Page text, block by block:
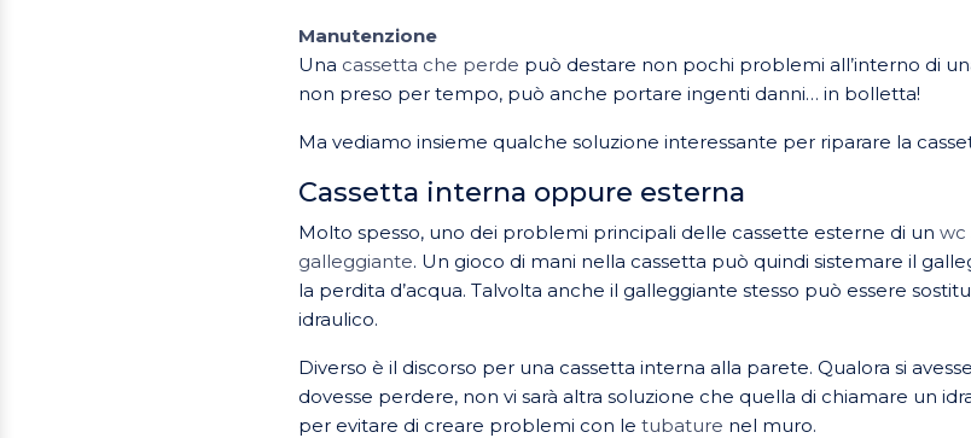
Manutenzione
Una cassetta che perde può destare non pochi problemi all’interno di
non preso per tempo, può anche portare ingenti danni… in bolletta!
Ma vediamo insieme qualche soluzione interessante per riparare la
Cassetta interna oppure esterna
Molto spesso, uno dei problemi principali delle cassette esterne di un wc
galleggiante. Un gioco di mani nella cassetta può quindi sistemare il
la perdita d’acqua. Talvolta anche il galleggiante stesso può essere
idraulico.
Diverso è il discorso per una cassetta interna alla parete. Qualora si
dovesse perdere, non vi sarà altra soluzione che quella di chiamare un
per evitare di creare problemi con le tubature nel muro.